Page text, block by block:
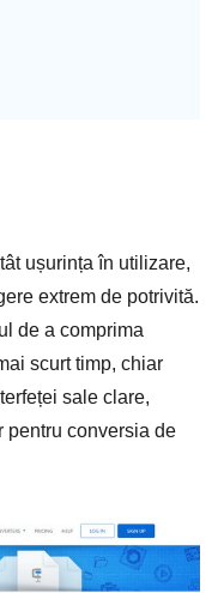
ușurința în utilizare,
extrem de potrivită.
de a comprima
scurt timp, chiar
sale clare,
pentru conversia de